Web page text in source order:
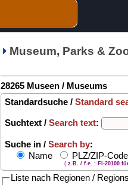
Museum, Parks &
28265 Museen / Museums
Standardsuche / Standard
Suchtext / Search text:
Suche in / Search by:
Name
PLZ/ZIP-
( z.B. / f.e. : FI-20100
Liste nach Regionen /